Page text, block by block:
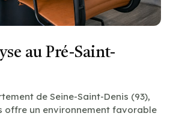
au Pré-Saint-
de Seine-Saint-Denis (93),
offre un environnement favorable